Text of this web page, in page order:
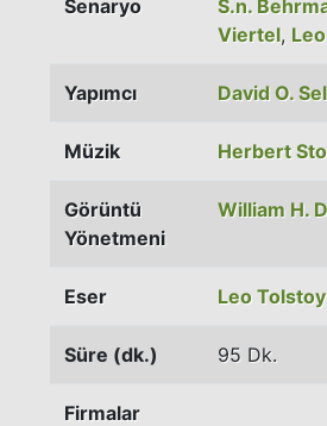
Senaryo
S.n.
Viertel,
Yapımcı David O.
Müzik Herbert
Görüntü
Yönetmeni
William H.
Eser Leo Tolstoy
Süre (dk.) 95 Dk.
Firmalar